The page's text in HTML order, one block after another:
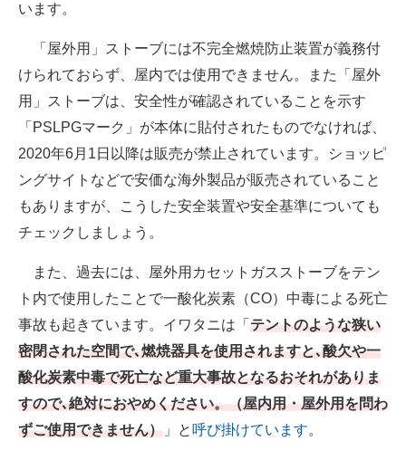
います。
「屋外用」ストーブには不完全燃焼防止装置が義務付
けられておらず、屋内では使用できません。また「屋外
用」ストーブは、安全性が確認されていることを示す
「PSLPGマーク」が本体に貼付されたものでなければ、
2020年6月1日以降は販売が禁止されています。ショッピ
ングサイトなどで安価な海外製品が販売されていること
もありますが、こうした安全装置や安全基準についても
チェックしましょう。
また、過去には、屋外用カセットガスストーブをテン
ト内で使用したことで一酸化炭素（CO）中毒による死亡
事故も起きています。イワタニは「 テントのような狭い
密閉された空間で､燃焼器具を使用されますと､酸欠や一
酸化炭素中毒で死亡など重大事故となるおそれがありま
すので､絶対におやめください。（屋内用・屋外用を問わ
ずご使用できません） 」と 呼び掛けています。